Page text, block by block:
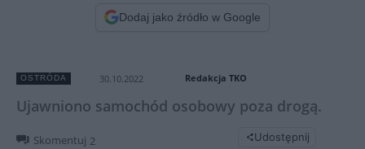
Dodaj jako źródło w Google
OSTRÓDA 30.10.2022 Redakcja TKO
Ujawniono samochód osobowy poza drogą.
Skomentuj 2 Udostępnij